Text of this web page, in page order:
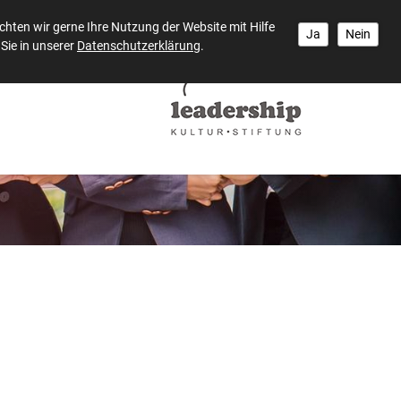
Nein
Ja
wir gerne Ihre Nutzung der Website mit Hilfe
in unserer Datenschutzerklärung.